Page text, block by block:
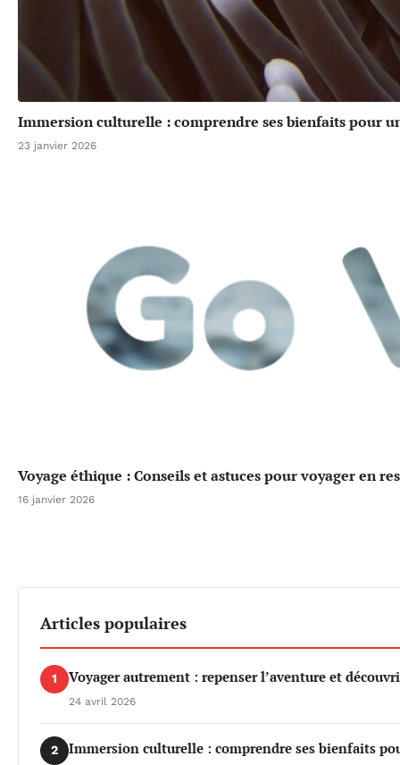
Immersion culturelle : comprendre ses bienfaits pour
23 janvier 2026
Voyage éthique : Conseils et astuces pour voyager en
16 janvier 2026
Articles populaires
1 Voyager autrement : repenser l’aventure et
24 avril 2026
2 Immersion culturelle : comprendre ses bienfaits